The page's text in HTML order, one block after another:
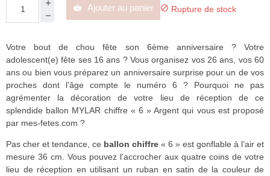
 Ajouter au panier  Rupture de stock
Votre bout de chou fête son 6ème anniversaire ? Votre
adolescent(e) fête ses 16 ans ? Vous organisez vos 26 ans, vos 60
ans ou bien vous préparez un anniversaire surprise pour un de vos
proches dont l’âge compte le numéro 6 ? Pourquoi ne pas
agrémenter la décoration de votre lieu de réception de ce
splendide ballon MYLAR chiffre « 6 » Argent qui vous est proposé
par mes-fetes.com ?
Pas cher et tendance, ce ballon chiffre « 6 » est gonflable à l’air et
mesure 36 cm. Vous pouvez l’accrocher aux quatre coins de votre
lieu de réception en utilisant un ruban en satin de la couleur de